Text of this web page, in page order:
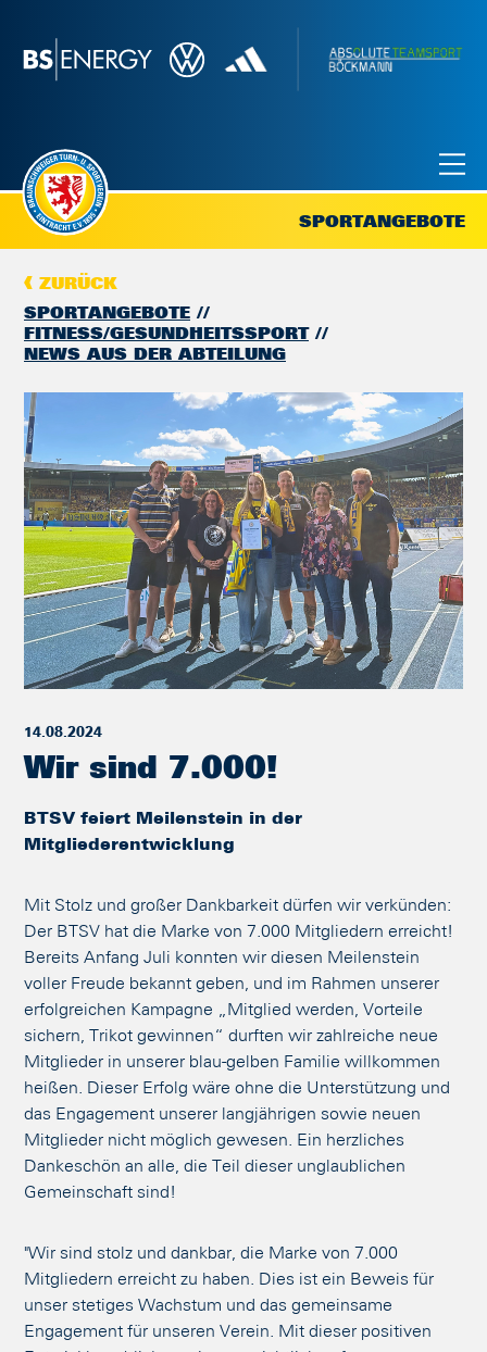
SPORTANGEBOTE
SPORTANGEBOTE
FITNESS/GESUNDHEITSSPORT
NEWS AUS DER ABTEILUNG
ZURÜCK
14.08.2024
Wir sind 7.000!
BTSV feiert Meilenstein in der
Mitgliederentwicklung
Mit Stolz und großer Dankbarkeit dürfen wir verkünden:
Der BTSV hat die Marke von 7.000 Mitgliedern erreicht!
Bereits Anfang Juli konnten wir diesen Meilenstein
voller Freude bekannt geben, und im Rahmen unserer
erfolgreichen Kampagne „Mitglied werden, Vorteile
sichern, Trikot gewinnen“ durften wir zahlreiche neue
Mitglieder in unserer blau-gelben Familie willkommen
heißen. Dieser Erfolg wäre ohne die Unterstützung und
das Engagement unserer langjährigen sowie neuen
Mitglieder nicht möglich gewesen. Ein herzliches
Dankeschön an alle, die Teil dieser unglaublichen
Gemeinschaft sind!
"Wir sind stolz und dankbar, die Marke von 7.000
Mitgliedern erreicht zu haben. Dies ist ein Beweis für
unser stetiges Wachstum und das gemeinsame
Engagement für unseren Verein. Mit dieser positiven